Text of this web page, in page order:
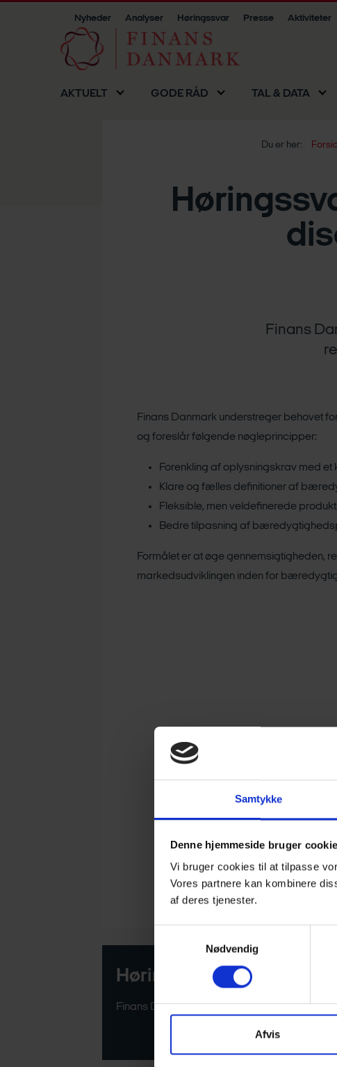
Samtykke
Denne hjemmeside bruger
Vi bruger cookies til at tilpasse
Vores partnere kan kombinere
af deres tjenester.
Nødvendig
Afvis
Nyheder Analyser Høringssvar Presse Aktiviteter
AKTUELT GODE RÅD TAL & DATA
Du er her:
Finans
Finans Danmark understreger behovet
og foreslår følgende nøgleprincipper:
Forenkling af oplysningskrav med
Klare og fælles definitioner af
Fleksible, men veldefinerede
Bedre tilpasning af
Formålet er at øge gennemsigtigheden,
markedsudviklingen inden for
Høringssvar
Finans Danmarks høringssvar